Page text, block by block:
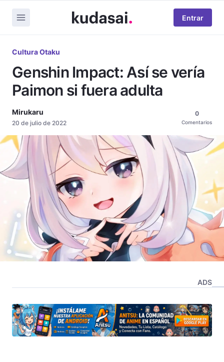
Entrar
Cultura Otaku
Genshin Impact: Así se vería
Paimon si fuera adulta
Mirukaru
20 de julio de 2022
0
Comentarios
ADS